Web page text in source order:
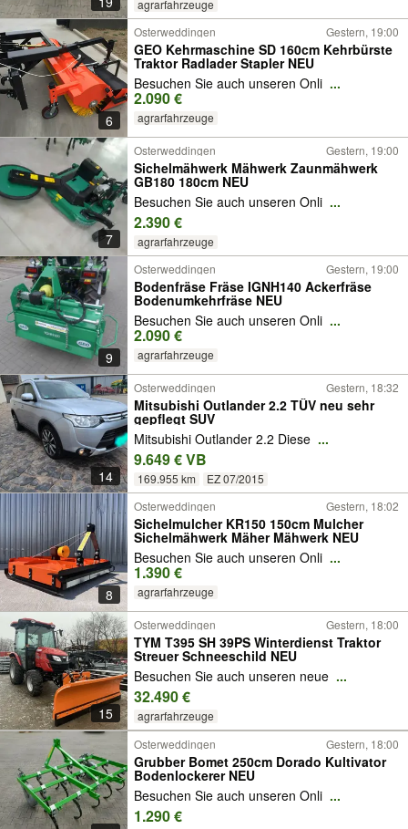
agrarfahrzeuge
6
Osterweddingen Gestern, 19:00
GEO Kehrmaschine SD 160cm Kehrbürste
Traktor Radlader Stapler NEU
Besuchen Sie auch unseren Onli ...
2.090 €
agrarfahrzeuge
7
Osterweddingen Gestern, 19:00
Sichelmähwerk Mähwerk Zaunmähwerk
GB180 180cm NEU
Besuchen Sie auch unseren Onli ...
2.390 €
agrarfahrzeuge
9
Osterweddingen Gestern, 19:00
Bodenfräse Fräse IGNH140 Ackerfräse
Bodenumkehrfräse NEU
Besuchen Sie auch unseren Onli ...
2.090 €
agrarfahrzeuge
14
Osterweddingen Gestern, 18:32
Mitsubishi Outlander 2.2 TÜV neu sehr
gepflegt SUV
Mitsubishi Outlander 2.2 Diese ...
9.649 € VB
169.955 km EZ 07/2015
8
Osterweddingen Gestern, 18:02
Sichelmulcher KR150 150cm Mulcher
Sichelmähwerk Mäher Mähwerk NEU
Besuchen Sie auch unseren Onli ...
1.390 €
agrarfahrzeuge
15
Osterweddingen Gestern, 18:00
TYM T395 SH 39PS Winterdienst Traktor
Streuer Schneeschild NEU
Besuchen Sie auch unseren neue ...
32.490 €
agrarfahrzeuge
Osterweddingen Gestern, 18:00
Grubber Bomet 250cm Dorado Kultivator
Bodenlockerer NEU
Besuchen Sie auch unseren Onli ...
1.290 €